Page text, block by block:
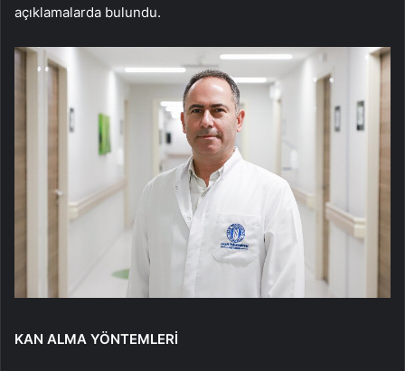
açıklamalarda bulundu.
KAN ALMA YÖNTEMLERİ